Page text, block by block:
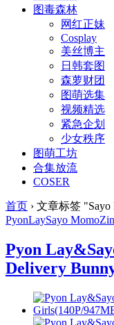
图毒森林
网红正妹
Cosplay
美丝博主
日韩套图
森萝财团
图萌选集
视频精选
紧急企划
少女秩序
图萌工坊
合集放流
COSER
首页 › 文章标签 "Sayo
PyonLaySayo Momo
Pyon
Delivery